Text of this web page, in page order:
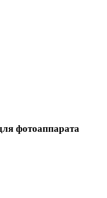
фотоаппарата